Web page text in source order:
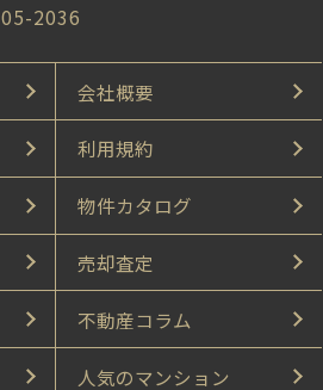
2036
会社概要
利用規約
物件カタログ
売却査定
不動産コラム
人気のマンション